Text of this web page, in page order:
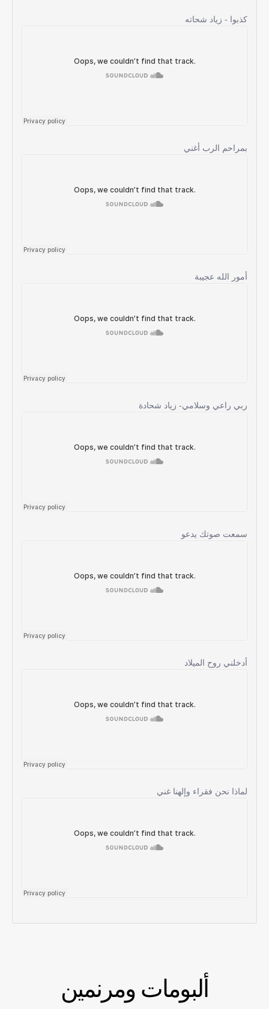
كذبوا - زياد شحاته
بمراحم الرب أغني
أمور الله عجيبة
ربي راعي وسلامي- زياد شحادة
سمعت صوتك يدعو
أدخلني روح الميلاد
لماذا نحن فقراء وإلهنا غني
ألبومات ومرنمين